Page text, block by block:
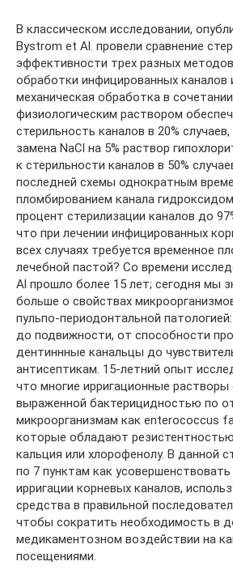
В классическом исследовании,
Bystrom et Al. провели сравнение
эффективности трех разных
обработки инфицированных каналов
механическая обработка в
физиологическим раствором
стерильность каналов в 20%
замена NaCl на 5% раствор
к стерильности каналов в 50%
последней схемы однократным
пломбированием канала
процент стерилизации каналов до
что при лечении инфицированных
всех случаях требуется временное
лечебной пастой? Со времени
Аl прошло более 15 лет; сегодня мы
больше о свойствах
пульпо-периодонтальной
до подвижности, от способности
дентиннные канальцы до
антисептикам. 15-летний опыт
что многие ирригационные
выраженной бактерицидностью по
микроорганизмам как enterococcus
которые обладают
кальция или хлорофенолу. В данной
по 7 пунктам как
ирригации корневых каналов,
средства в правильной
чтобы сократить необходимость в
медикаментозном воздействии на
посещениями.